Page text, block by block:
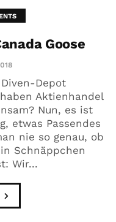
Goose
Depot
Aktienhandel
Nun, es ist
etwas Passendes
nie so genau, ob
Schnäppchen
Wir...